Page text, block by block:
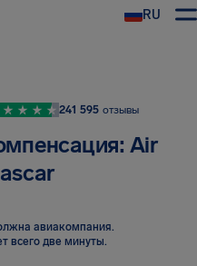
RU
241 595 отзывы
Air
авиакомпания.
всего две минуты.